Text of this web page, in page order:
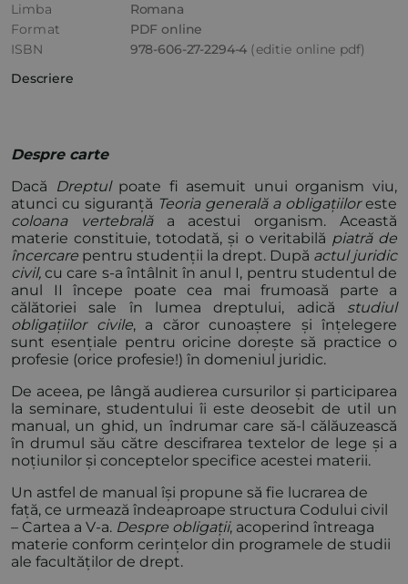
Limba
Romana
Format
PDF online
ISBN
978-606-27-2294-4 (editie online pdf)
Descriere
Despre carte
Dacă
Dreptulpoate fi asemuit unui organism viu,
atunci cu siguranță Teoria generală a obligațiiloreste
coloana vertebralăa acestui organism. Această
materie constituie, totodată, și o veritabilă piatră de
încercare pentru studenții la drept. După actul juridic
civil,cu care s-a întâlnit în anul I, pentru studentul de
anul II începe poate cea mai frumoasă parte a
călătoriei sale în lumea dreptului, adică studiul
obligațiilor civile, a căror cunoaștere și înțelegere
sunt esențiale pentru oricine dorește să practice o
profesie (orice profesie!) în domeniul juridic.
De aceea, pe lângă audierea cursurilor și participarea
la seminare, studentului îi este deosebit de util un
manual, un ghid, un îndrumar care să-l călăuzească
în drumul său către descifrarea textelor de lege și a
noțiunilor și conceptelor specifice acestei materii.
Un astfel de manual își propune să fie lucrarea de
față, ce urmează îndeaproape structura Codului civil
– Cartea a V-a. Despre obligații, acoperind întreaga
materie conform cerințelor din programele de studii
ale facultăților de drept.